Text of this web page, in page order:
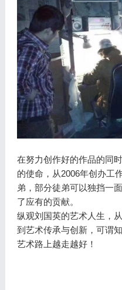
在努力创作好的作品的同
的使命，从2006年创办工
弟，部分徒弟可以独挡一
了应有的贡献。
纵观刘国英的艺术人生，
到艺术传承与创新，可谓
艺术路上越走越好！